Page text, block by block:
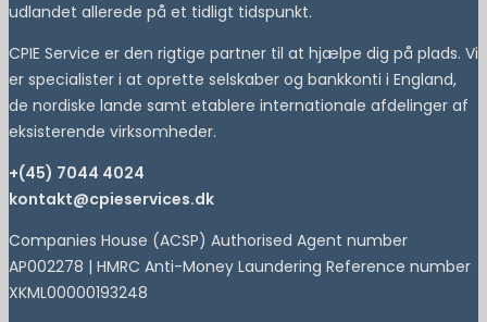
udlandet allerede på et tidligt tidspunkt.
CPIE Service er den rigtige partner til at hjælpe dig på plads. Vi
er specialister i at oprette selskaber og bankkonti i England,
de nordiske lande samt etablere internationale afdelinger af
eksisterende virksomheder.
+(45) 7044 4024
kontakt@cpieservices.dk
Companies House (ACSP) Authorised Agent number
AP002278 | HMRC Anti-Money Laundering Reference number
XKML00000193248